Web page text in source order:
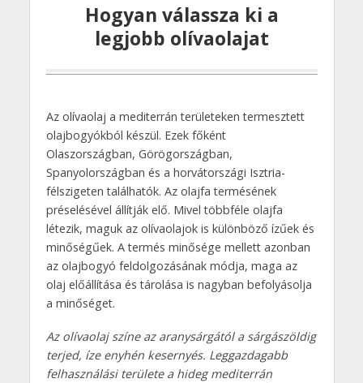
Hogyan válassza ki a
legjobb olívaolajat
Az olívaolaj a mediterrán területeken termesztett
olajbogyókból készül. Ezek főként
Olaszországban, Görögországban,
Spanyolországban és a horvátországi Isztria-
félszigeten találhatók. Az olajfa termésének
préselésével állítják elő. Mivel többféle olajfa
létezik, maguk az olívaolajok is különböző ízűek és
minőségűek. A termés minősége mellett azonban
az olajbogyó feldolgozásának módja, maga az
olaj előállítása és tárolása is nagyban befolyásolja
a minőséget.
Az olívaolaj színe az aranysárgától a sárgászöldig
terjed, íze enyhén kesernyés. Leggazdagabb
felhasználási területe a hideg mediterrán